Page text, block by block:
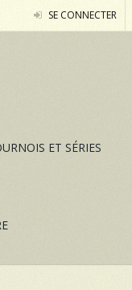
SE CONNECTER
ET SÉRIES